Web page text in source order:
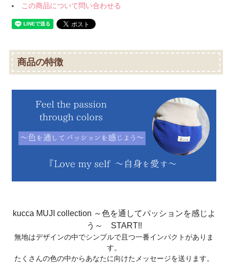
この商品について問い合わせる
商品の特徴
kucca MUJI collection ～色を通してパッションを感じよ
う～ START!!
無地はデザインの中でシンプルで且つ一番インパクトがありま
す。
たくさんの色の中からあなたに向けたメッセージを送ります。